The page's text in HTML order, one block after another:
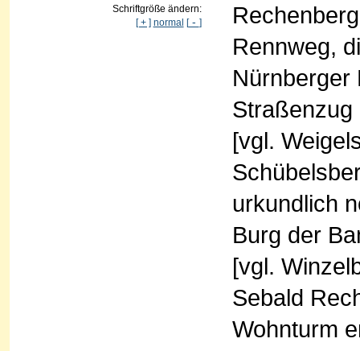
Schriftgröße ändern:
[ + ] normal [- ]
Rennweg,
Nürnberger
Straßenzug
[vgl.
urkundlich
Burg der
[vgl.
Sebald
Wohnturm